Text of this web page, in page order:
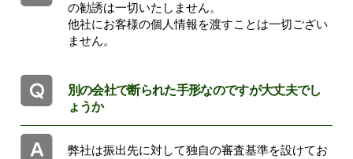
の勧誘は一切いたしません。
他社にお客様の個人情報を渡すことは一切ござい
ません。
別の会社で断られた手形なのですが大丈夫でし
ょうか
弊社は振出先に対して独自の審査基準を設けてお